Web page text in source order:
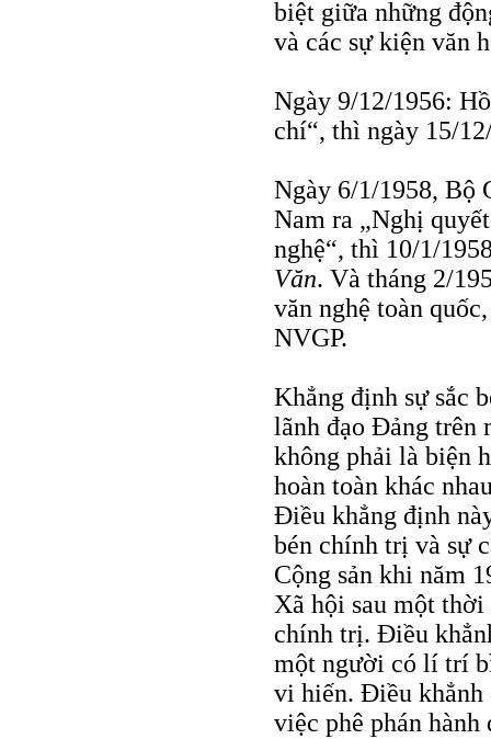
biệt giữa những
và các sự kiện văn
Ngày 9/12/1956:
chí“, thì ngày 15/
Ngày 6/1/1958, Bộ
Nam ra „Nghị
nghệ“, thì 10/1/
Văn. Và tháng 2/
văn nghệ toàn
NVGP.
Khẳng định sự sắc
lãnh đạo Đảng trên
không phải là biện
hoàn toàn khác
Điều khẳng định
bén chính trị và sự
Cộng sản khi năm
Xã hội sau một
chính trị. Điều
một người có lí trí
vi hiến. Điều khẳnh
việc phê phán